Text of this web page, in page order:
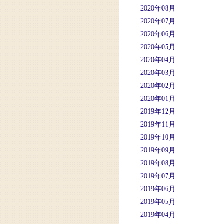
2020年08月
2020年07月
2020年06月
2020年05月
2020年04月
2020年03月
2020年02月
2020年01月
2019年12月
2019年11月
2019年10月
2019年09月
2019年08月
2019年07月
2019年06月
2019年05月
2019年04月